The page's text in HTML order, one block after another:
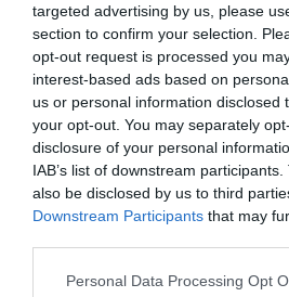
targeted advertising by us, please
section to confirm your selection.
opt-out request is processed you
interest-based ads based on
us or personal information disclosed
your opt-out. You may separately
disclosure of your personal
IAB’s list of downstream
also be disclosed by us to third
Downstream Participants that may
Personal Data Processing Opt
ΨΑΡΕΜΑ ΑΠΟ ΣΚΑΦΟΣ
ΨΑΡΟΤΟΥΦΕΚΟ
ΣΚΑΦΟΣ
VIDEO
ΕΞΟΠΛΙΣΜΟΣ
ΘΕΣΣΑΛΟΝΙΚΗ BOAT & FISHING SHOW
BOAT & FISHING SHOW 2025